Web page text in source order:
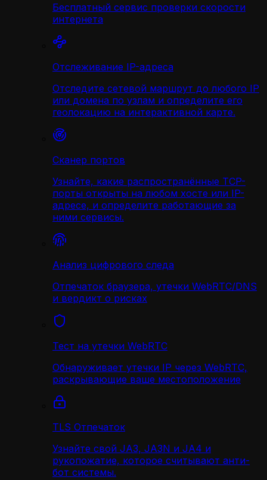
Бесплатный сервис проверки скорости
интернета
Отслеживание IP-адреса
Отследите сетевой маршрут до любого IP
или домена по узлам и определите его
геолокацию на интерактивной карте.
Сканер портов
Узнайте, какие распространённые TCP-
порты открыты на любом хосте или IP-
адресе, и определите работающие за
ними сервисы.
Анализ цифрового следа
Отпечаток браузера, утечки WebRTC/DNS
и вердикт о рисках
Тест на утечки WebRTC
Обнаруживает утечки IP через WebRTC,
раскрывающие ваше местоположение
TLS Отпечаток
Узнайте свой JA3, JA3N и JA4 и
рукопожатие, которое считывают анти-
бот системы.